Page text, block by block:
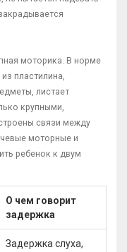
моторика. В норме
пластилина,
листает
крупными,
связи между
моторные и
ребенок к двум
О чем говорит
задержка
Задержка слуха,